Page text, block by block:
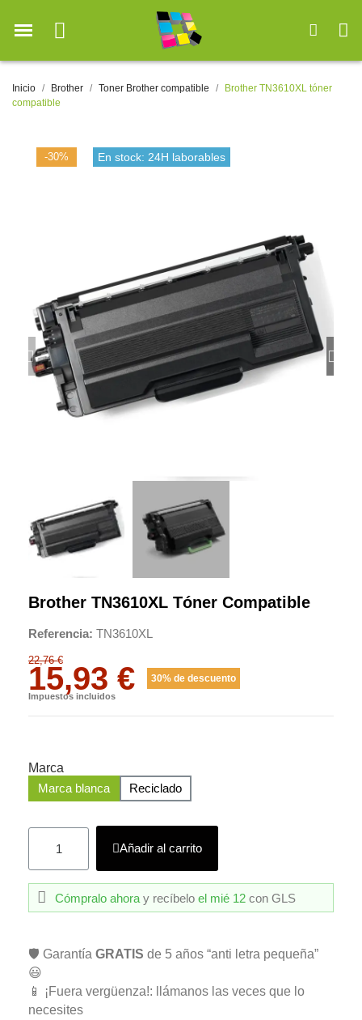
Inicio Brother Toner Brother compatible
Brother TN3610XL tóner
compatible
-30% En stock: 24H laborables
Brother TN3610XL Tóner Compatible
Referencia TN3610XL
22,76 €
15,93 € 30% de descuento
Impuestos incluidos
Marca
Marca blanca
Reciclado
Añadir al carrito
Cómpralo ahora y recíbelo el mié 12 con GLS
🛡️ Garantía GRATIS de 5 años “anti letra pequeña”
😃
📱 ¡Fuera vergüenza!: llámanos las veces que lo
necesites